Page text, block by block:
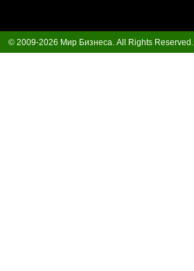
© 2009-2026 Мир Бизнеса. All Rights Reserved.